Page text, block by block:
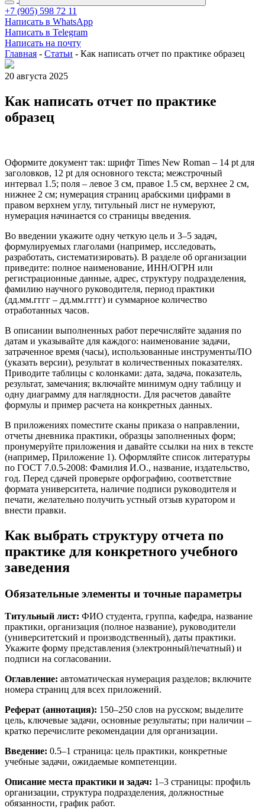
+7 (905) 598 72 11
Написать в WhatsApp
Написать в Telegram
Написать на почту
Главная - Статьи - Как написать отчет по практике образец
20 августа 2025
Как написать отчет по практике
образец
Оформите документ так: шрифт Times New Roman – 14 pt для
заголовков, 12 pt для основного текста; межстрочный
интервал 1.5; поля – левое 3 см, правое 1.5 см, верхнее 2 см,
нижнее 2 см; нумерация страниц арабскими цифрами в
правом верхнем углу, титульный лист не нумеруют,
нумерация начинается со страницы введения.
Во введении укажите одну четкую цель и 3–5 задач,
формулируемых глаголами (например, исследовать,
разработать, систематизировать). В разделе об организации
приведите: полное наименование, ИНН/ОГРН или
регистрационные данные, адрес, структуру подразделения,
фамилию научного руководителя, период практики
(дд.мм.гггг – дд.мм.гггг) и суммарное количество
отработанных часов.
В описании выполненных работ перечисляйте задания по
датам и указывайте для каждого: наименование задачи,
затраченное время (часы), использованные инструменты/ПО
(указать версии), результат в количественных показателях.
Приводите таблицы с колонками: дата, задача, показатель,
результат, замечания; включайте минимум одну таблицу и
одну диаграмму для наглядности. Для расчетов давайте
формулы и пример расчета на конкретных данных.
В приложениях поместите сканы приказа о направлении,
отчеты дневника практики, образцы заполненных форм;
пронумеруйте приложения и давайте ссылки на них в тексте
(например, Приложение 1). Оформляйте список литературы
по ГОСТ 7.0.5-2008: Фамилия И.О., название, издательство,
год. Перед сдачей проверьте орфографию, соответствие
формата университета, наличие подписи руководителя и
печати, желательно получить устный отзыв куратором и
внести правки.
Как выбрать структуру отчета по
практике для конкретного учебного
заведения
Обязательные элементы и точные параметры
Титульный лист: ФИО студента, группа, кафедра, название
практики, организация (полное название), руководители
(университетский и производственный), даты практики.
Укажите форму представления (электронный/печатный) и
подписи на согласовании.
Оглавление: автоматическая нумерация разделов; включите
номера страниц для всех приложений.
Реферат (аннотация): 150–250 слов на русском; выделите
цель, ключевые задачи, основные результаты; при наличии –
кратко перечислите рекомендации для организации.
Введение: 0.5–1 страница: цель практики, конкретные
учебные задачи, ожидаемые компетенции.
Описание места практики и задач: 1–3 страницы: профиль
организации, структура подразделения, должностные
обязанности, график работ.